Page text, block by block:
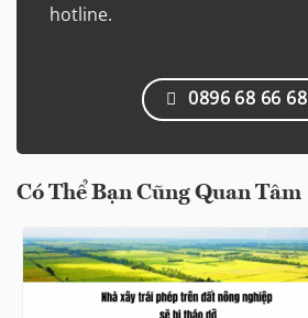
hotline.
0896 68 66 68
Có Thể Bạn Cũng Quan Tâm